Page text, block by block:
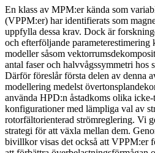
En klass av MPM:er kända som
(VPPM:er) har identifierats som
uppfylla dessa krav. Dock är
och efterföljande parameterestimering
modeller såsom
antal faser och halvvågssymmetri hos
Därför föreslår första delen av denna
modellering medelst
använda HPD:n åstadkoms olika
konfigurationer med lämpliga val av
rotorfältorienterad strömreglering. Vi
strategi för att växla mellan dem.
bivillkor visas det också att VPPM:er